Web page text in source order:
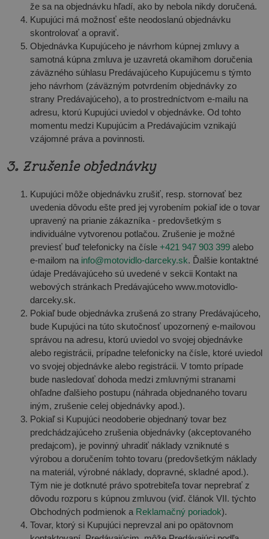
že sa na objednávku hľadí, ako by nebola nikdy doručená.
Kupujúci má možnosť ešte neodoslanú objednávku
skontrolovať a opraviť.
Objednávka Kupujúceho je návrhom kúpnej zmluvy a
samotná kúpna zmluva je uzavretá okamihom doručenia
záväzného súhlasu Predávajúceho Kupujúcemu s týmto
jeho návrhom (záväzným potvrdením objednávky zo
strany Predávajúceho), a to prostredníctvom e-mailu na
adresu, ktorú Kupujúci uviedol v objednávke. Od tohto
momentu medzi Kupujúcim a Predávajúcim vznikajú
vzájomné práva a povinnosti.
3. Zrušenie objednávky
Kupujúci môže objednávku zrušiť, resp. stornovať bez
uvedenia dôvodu ešte pred jej vyrobením pokiaľ ide o tovar
upravený na prianie zákazníka - predovšetkým s
individuálne vytvorenou potlačou. Zrušenie je možné
previesť buď telefonicky na čísle +421 947 903 399 alebo
e-mailom na info@motovidlo-darceky.sk. Ďalšie kontaktné
údaje Predávajúceho sú uvedené v sekcii Kontakt na
webových stránkach Predávajúceho www.motovidlo-
darceky.sk.
Pokiaľ bude objednávka zrušená zo strany Predávajúceho,
bude Kupujúci na túto skutočnosť upozornený e-mailovou
správou na adresu, ktorú uviedol vo svojej objednávke
alebo registrácii, prípadne telefonicky na čísle, ktoré uviedol
vo svojej objednávke alebo registrácii. V tomto prípade
bude nasledovať dohoda medzi zmluvnými stranami
ohľadne ďalšieho postupu (náhrada objednaného tovaru
iným, zrušenie celej objednávky apod.).
Pokiaľ si Kupujúci neodoberie objednaný tovar bez
predchádzajúceho zrušenia objednávky (akceptovaného
predajcom), je povinný uhradiť náklady vzniknuté s
výrobou a doručením tohto tovaru (predovšetkým náklady
na materiál, výrobné náklady, dopravné, skladné apod.).
Tým nie je dotknuté právo spotrebiteľa tovar neprebrať z
dôvodu rozporu s kúpnou zmluvou (viď. článok VII. týchto
Obchodných podmienok a Reklamačný poriadok).
Tovar, ktorý si Kupujúci neprevzal ani po opätovnom